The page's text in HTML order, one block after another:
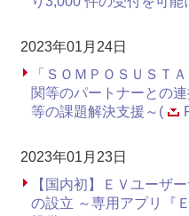
2023年01月24日
「ＳＯＭＰＯＳＵＳＴ
関等のパートナーとの
等の課題解決支援～(
2023年01月23日
【国内初】ＥＶユーザ
の設立 ～専用アプリ『